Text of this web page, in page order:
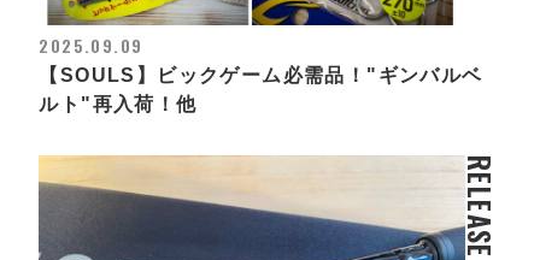
2025.09.09
【SOULS】ビックゲーム必需品！"ギンバルベ
ルト"再入荷！他
RELEASE